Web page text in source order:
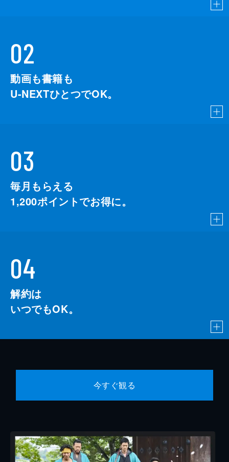
02
動画も書籍も
U-NEXTひとつでOK。
03
毎月もらえる
1,200ポイントでお得に。
04
解約は
いつでもOK。
今すぐ観る